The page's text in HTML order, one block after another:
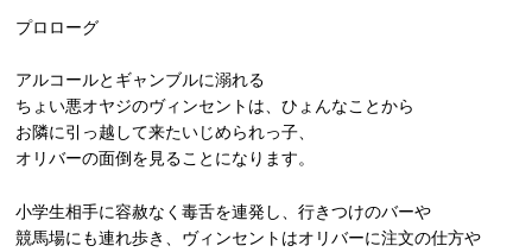
プロローグ
アルコールとギャンブルに溺れる
ちょい悪オヤジのヴィンセントは、ひょんなことから
お隣に引っ越して来たいじめられっ子、
オリバーの面倒を見ることになります。
小学生相手に容赦なく毒舌を連発し、行きつけのバーや
競馬場にも連れ歩き、ヴィンセントはオリバーに注文の仕方や